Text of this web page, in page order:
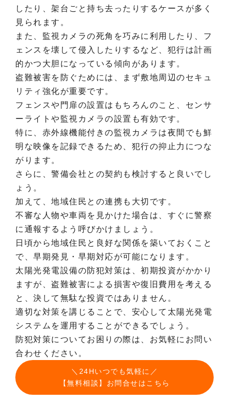
したり、架台ごと持ち去ったりするケースが多く
見られます。
また、監視カメラの死角を巧みに利用したり、フ
ェンスを壊して侵入したりするなど、犯行は計画
的かつ大胆になっている傾向があります。
盗難被害を防ぐためには、まず敷地周辺のセキュ
リティ強化が重要です。
フェンスや門扉の設置はもちろんのこと、センサ
ーライトや監視カメラの設置も有効です。
特に、赤外線機能付きの監視カメラは夜間でも鮮
明な映像を記録できるため、犯行の抑止力につな
がります。
さらに、警備会社との契約も検討すると良いでし
ょう。
加えて、地域住民との連携も大切です。
不審な人物や車両を見かけた場合は、すぐに警察
に通報するよう呼びかけましょう。
日頃から地域住民と良好な関係を築いておくこと
で、早期発見・早期対応が可能になります。
太陽光発電設備の防犯対策は、初期投資がかかり
ますが、盗難被害による損害や復旧費用を考える
と、決して無駄な投資ではありません。
適切な対策を講じることで、安心して太陽光発電
システムを運用することができるでしょう。
防犯対策についてお困りの際は、お気軽にお問い
合わせください。
＼24Hいつでも気軽に／
【無料相談】お問合せはこちら